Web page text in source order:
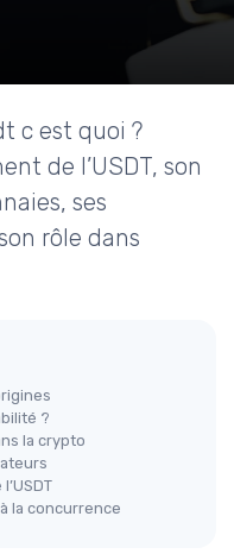
c est quoi ?
de l’USDT, son
ses
rôle dans
?
la crypto
la concurrence